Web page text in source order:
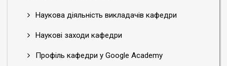
Наукова діяльність викладачів кафедри
Наукові заходи кафедри
Профіль кафедри у Google Academy